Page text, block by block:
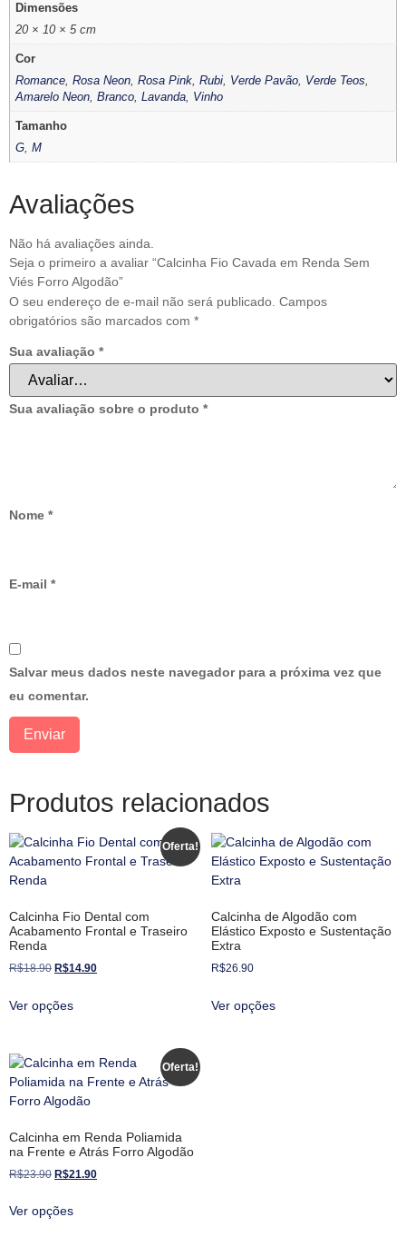
Dimensões
20 × 10 × 5 cm
Cor
Romance,Rosa Neon,Rosa Pink,Rubi, Verde Pavão, Verde Teos,
Amarelo Neon,Branco,Lavanda, Vinho
Tamanho
G,M
Avaliações
Não há avaliações ainda.
Seja o primeiro a avaliar “Calcinha Fio Cavada em Renda Sem
Viés Forro Algodão”
O seu endereço de e-mail não será publicado. Campos
obrigatórios são marcados com *
Sua avaliação *
Sua avaliação sobre o produto *
Nome *
E-mail *
Salvar meus dados neste navegador para a próxima vez que
eu comentar.
Produtos relacionados
Oferta!
Calcinha Fio Dental com
Acabamento Frontal e Traseiro
Renda
R$18.90 R$14.90
Ver opções
Calcinha de Algodão com
Elástico Exposto e Sustentação
Extra
R$26.90
Ver opções
Oferta!
Calcinha em Renda Poliamida
na Frente e Atrás Forro Algodão
R$23.90 R$21.90
Ver opções